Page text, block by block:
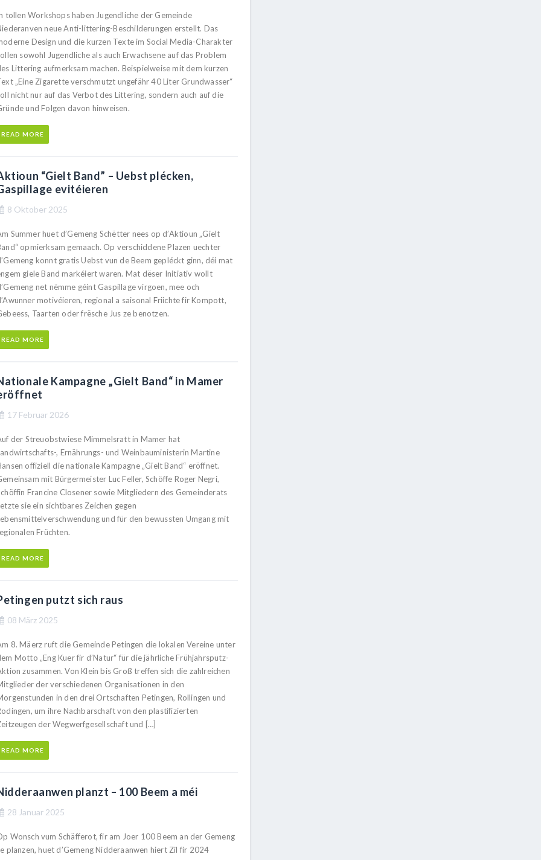
tollen Workshops haben Jugendliche der Gemeinde
neue Anti-littering-Beschilderungen erstellt. Das
Design und die kurzen Texte im Social Media-Charakter
sowohl Jugendliche als auch Erwachsene auf das Problem
Littering aufmerksam machen. Beispielweise mit dem kurzen
„Eine Zigarette verschmutzt ungefähr 40 Liter Grundwasser“
nicht nur auf das Verbot des Littering, sondern auch auf die
und Folgen davon hinweisen.
READ MORE
“Gielt Band” – Uebst plécken,
evitéieren
8 Oktober 2025
Summer huet d’Gemeng Schëtter nees op d’Aktioun „Gielt
opmierksam gemaach. Op verschiddene Plazen uechter
konnt gratis Uebst vun de Beem gepléckt ginn, déi mat
giele Band markéiert waren. Mat dëser Initiativ wollt
net nëmme géint Gaspillage virgoen, mee och
motivéieren, regional a saisonal Friichte fir Kompott,
Taarten oder frësche Jus ze benotzen.
READ MORE
Kampagne „Gielt Band“ in Mamer
17 Februar 2026
der Streuobstwiese Mimmelsratt in Mamer hat
, Ernährungs- und Weinbauministerin Martine
offiziell die nationale Kampagne „Gielt Band“ eröffnet.
mit Bürgermeister Luc Feller, Schöffe Roger Negri,
Francine Closener sowie Mitgliedern des Gemeinderats
sie ein sichtbares Zeichen gegen
und für den bewussten Umgang mit
Früchten.
READ MORE
putzt sich raus
08 März 2025
8. Mäerz ruft die Gemeinde Petingen die lokalen Vereine unter
Motto „Eng Kuer fir d’Natur“ für die jährliche Frühjahrsputz-
zusammen. Von Klein bis Groß treffen sich die zahlreichen
der verschiedenen Organisationen in den
in den drei Ortschaften Petingen, Rollingen und
um ihre Nachbarschaft von den plastifizierten
der Wegwerfgesellschaft und […]
READ MORE
planzt – 100 Beem a méi
28 Januar 2025
Wonsch vum Schäfferot, fir am Joer 100 Beem an der Gemeng
planzen, huet d’Gemeng Nidderaanwen hiert Zil fir 2024